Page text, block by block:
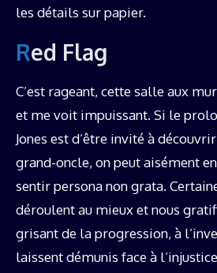
les détails sur papier.
Red Flag
C’est rageant, cette salle aux
et me voit impuissant. Si le
Jones est d’être invité à
grand-oncle, on peut aisément
sentir persona non grata.
déroulent au mieux et nous
grisant de la progression, à
laissent démunis face à